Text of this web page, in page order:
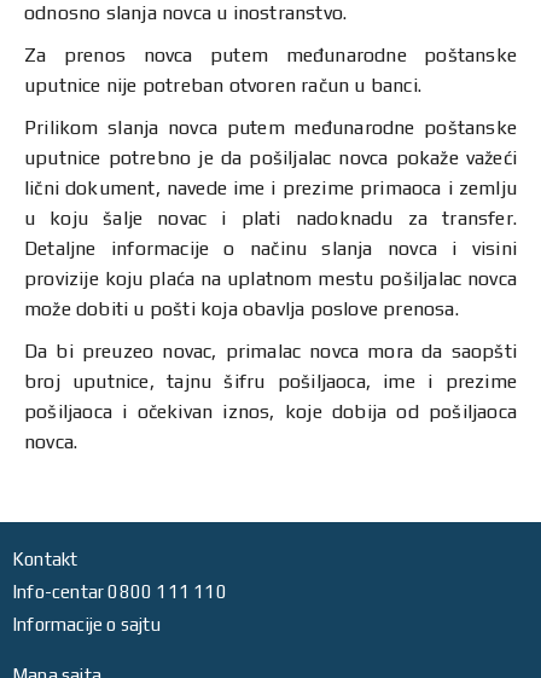
odnosno slanja novca u inostranstvo.
Za prenos novca putem međunarodne poštanske
uputnice nije potreban otvoren račun u banci.
Prilikom slanja novca putem međunarodne poštanske
uputnice potrebno je da pošiljalac novca pokaže važeći
lični dokument, navede ime i prezime primaoca i zemlju
u koju šalje novac i plati nadoknadu za transfer.
Detaljne informacije o načinu slanja novca i visini
provizije koju plaća na uplatnom mestu pošiljalac novca
može dobiti u pošti koja obavlja poslove prenosa.
Da bi preuzeo novac, primalac novca mora da saopšti
broj uputnice, tajnu šifru pošiljaoca, ime i prezime
pošiljaoca i očekivan iznos, koje dobija od pošiljaoca
novca.
Kontakt
Info-centar 0800 111 110
Informacije o sajtu